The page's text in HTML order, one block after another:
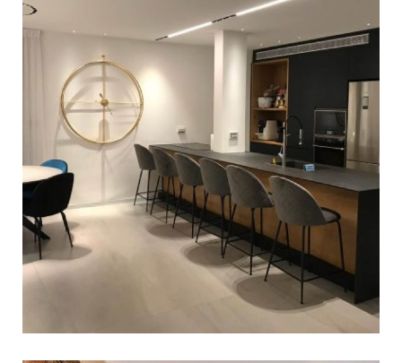
סוגי שיש למטבח – כך תבחרו
את השיש המתאים לכם
סוגי שיש למטבח – כך תבחרו את השיש המתאים לכם
משטח העבודה שבו נעשה השימוש האינטנסיבי ביותר
במטבח הוא משטח